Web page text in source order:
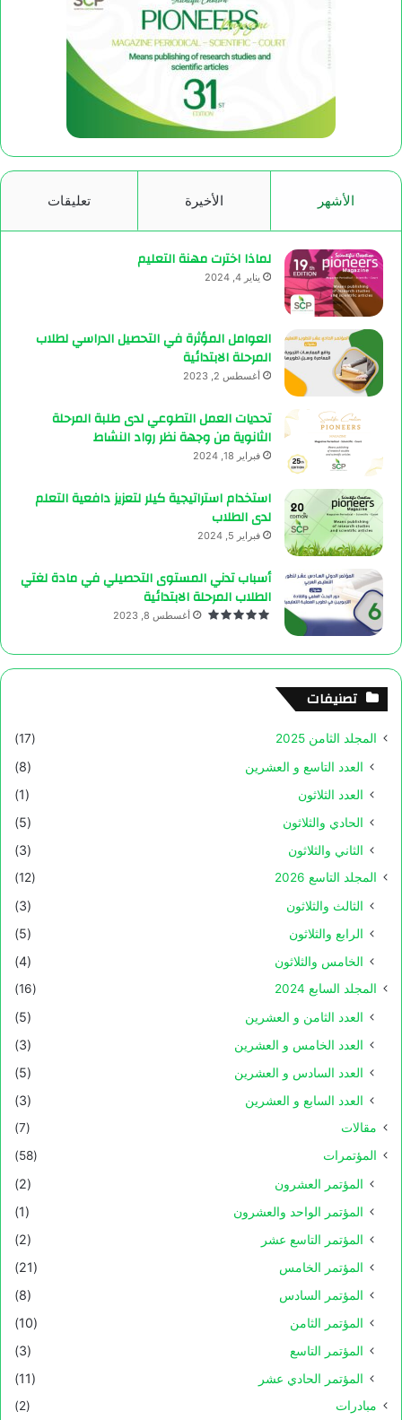
الأشهر الأخيرة تعليقات
لماذا اخترت مهنة التعليم
يناير 4, 2024
العوامل المؤثرة في التحصيل الدراسي لطلاب
المرحلة الابتدائية
أغسطس 2, 2023
تحديات العمل التطوعي لدى طلبة المرحلة
الثانوية من وجهة نظر رواد النشاط
فبراير 18, 2024
استخدام استراتيجية كيلر لتعزيز دافعية التعلم
لدى الطلاب
فبراير 5, 2024
أسباب تدني المستوى التحصيلي في مادة لغتي
الطلاب المرحلة الابتدائية
أغسطس 8, 2023
تصنيفات
المجلد الثامن 2025 (17)
العدد التاسع و العشرين
(8)
العدد الثلاثون
(1)
الحادي والثلاثون
(5)
الثاني والثلاثون
(3)
المجلد التاسع 2026 (12)
الثالث والثلاثون
(3)
الرابع والثلاثون
(5)
الخامس والثلاثون
(4)
المجلد السابع 2024 (16)
العدد الثامن و العشرين
(5)
العدد الخامس و العشرين
(3)
العدد السادس و العشرين
(5)
العدد السابع و العشرين
(3)
مقالات
(7)
المؤتمرات
(58)
المؤتمر العشرون
(2)
المؤتمر الواحد والعشرون
(1)
المؤتمر التاسع عشر
(2)
المؤتمر الخامس
(21)
المؤتمر السادس
(8)
المؤتمر الثامن
(10)
المؤتمر التاسع
(3)
المؤتمر الحادي عشر
(11)
مبادرات (2)